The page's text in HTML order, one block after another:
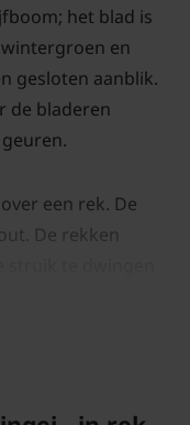
het blad is
en
gesloten aanblik.
de bladeren
een rek. De
De rekken
en blijft de